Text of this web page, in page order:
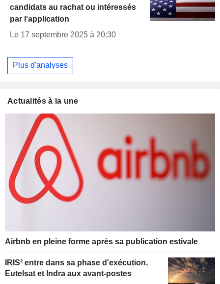
candidats au rachat ou intéressés
par l'application
Le 17 septembre 2025 à 20:30
Plus d'analyses
Actualités à la une
Airbnb en pleine forme après sa publication estivale
IRIS² entre dans sa phase d'exécution,
Eutelsat et Indra aux avant-postes